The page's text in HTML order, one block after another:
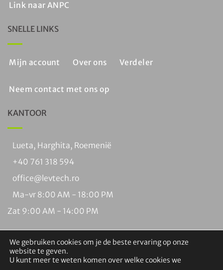
Link naar ANPC
SNELLE LINKS
Mijn account Over ons Verdeler
Neem contact met ons op
KANTOOR
Lueta, Harghita, Roemenië
+40 761 318 594
office@levtech.ro
Ma-vr 8:00 AM - 18:00 PM
Zat 9:00 AM - 14:00 PM
We gebruiken cookies om je de beste ervaring op onze
website te geven.
U kunt meer te weten komen over welke cookies we